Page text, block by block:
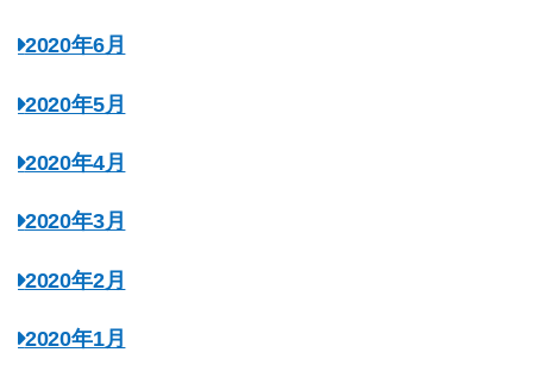
2020年6月
2020年5月
2020年4月
2020年3月
2020年2月
2020年1月